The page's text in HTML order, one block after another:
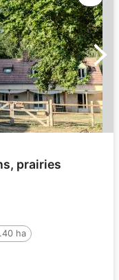
prairies
ha